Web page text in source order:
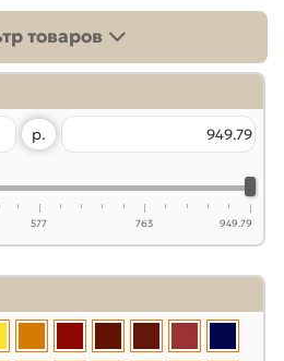
товаров
р.
577 763 949.79